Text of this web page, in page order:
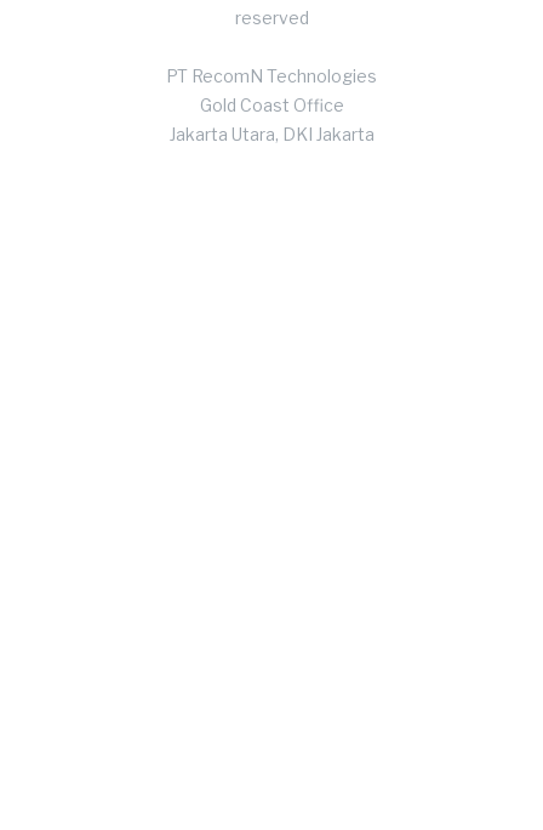
reserved
PT RecomN Technologies
Gold Coast Office
Jakarta Utara, DKI Jakarta